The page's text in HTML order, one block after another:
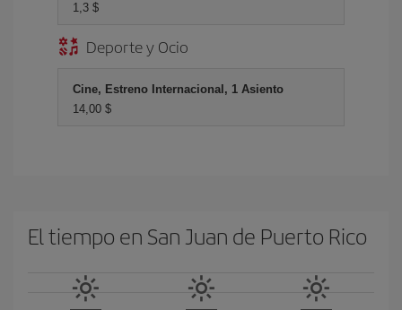
1,3 $
Deporte y Ocio
Cine, Estreno Internacional, 1 Asiento
14,00 $
El tiempo en San Juan de Puerto Rico